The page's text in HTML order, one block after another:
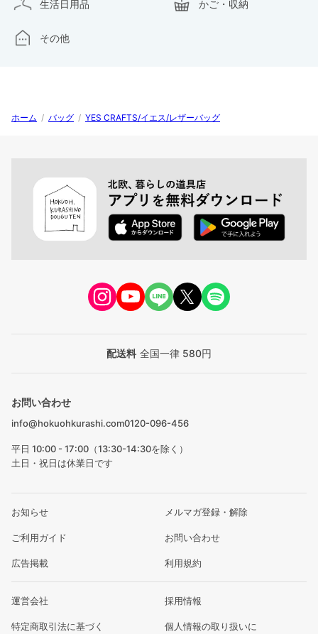
生活日用品 かご・収納
その他
ホーム / バッグ / YES CRAFTS/イエス/レザーバッグ
配送料 全国一律 580円
お問い合わせ
info@hokuohkurashi.com0120-096-456
平日 10:00 - 17:00（13:30-14:30を除く）
土日・祝日は休業日です
お知らせ メルマガ登録・解除
ご利用ガイド お問い合わせ
広告掲載 利用規約
運営会社 採用情報
特定商取引法に基づく 個人情報の取り扱いに